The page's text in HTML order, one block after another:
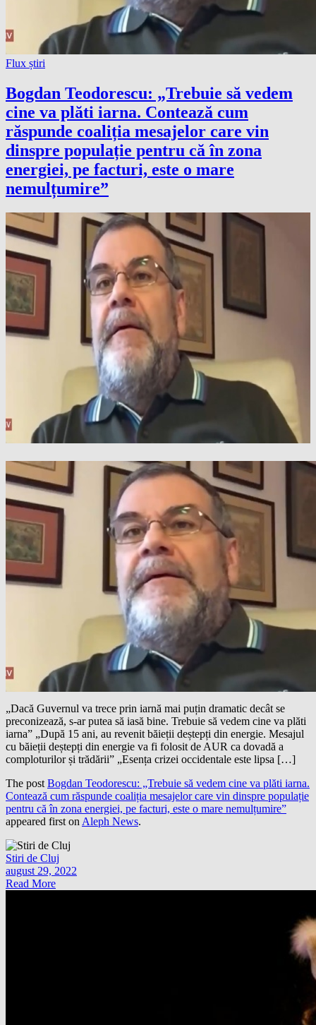
Flux știri
Bogdan Teodorescu: „Trebuie să vedem
cine va plăti iarna. Contează cum
răspunde coaliția mesajelor care vin
dinspre populație pentru că în zona
energiei, pe facturi, este o mare
nemulțumire”
„Dacă Guvernul va trece prin iarnă mai puțin dramatic decât se
preconizează, s-ar putea să iasă bine. Trebuie să vedem cine va plăti
iarna” „După 15 ani, au revenit băieții deștepți din energie. Mesajul
cu băieții deștepți din energie va fi folosit de AUR ca dovadă a
comploturilor și trădării” „Esența crizei occidentale este lipsa […]
The post Bogdan Teodorescu: „Trebuie să vedem cine va plăti iarna.
Contează cum răspunde coaliția mesajelor care vin dinspre populație
pentru că în zona energiei, pe facturi, este o mare nemulțumire”
appeared first on Aleph News.
Stiri de Cluj
august 29, 2022
Read More